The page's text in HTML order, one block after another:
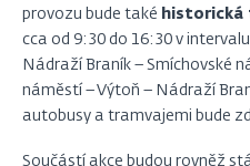
provozu bude také historická
cca od 9:30 do 16:30 v
Nádraží Braník – Smíchovské
náměstí – Výtoň – Nádraží
autobusy a tramvajemi bude
Součástí akce budou rovněž